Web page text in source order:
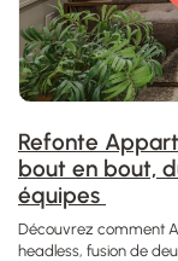
Refonte
bout en bout,
équipes
Découvrez comment
headless, fusion de